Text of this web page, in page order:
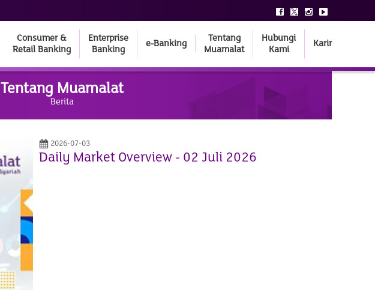
Consumer &
Retail Banking
Enterprise
Banking
e-Banking
Tentang
Muamalat
Hubungi
Kami
Karir
Tentang Muamalat
Berita
2026-07-03
Daily Market Overview - 02 Juli 2026